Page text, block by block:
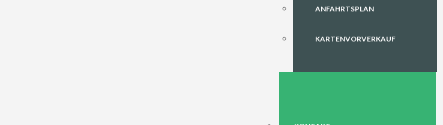
ANFAHRTSPLAN
KARTENVORVERKAUF